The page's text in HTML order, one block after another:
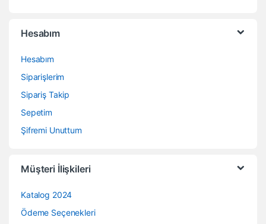
Hesabım
Hesabım
Siparişlerim
Sipariş Takip
Sepetim
Şifremi Unuttum
Müşteri İlişkileri
Katalog 2024
Ödeme Seçenekleri